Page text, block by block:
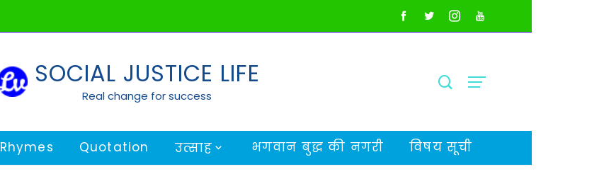
SOCIAL JUSTICE LIFE
Real change for success
Rhymes Quotation उत्साह भगवान बुद्ध की नगरी विषय सूची